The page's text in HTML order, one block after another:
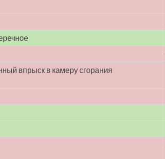
впрыск в камеру сгорания